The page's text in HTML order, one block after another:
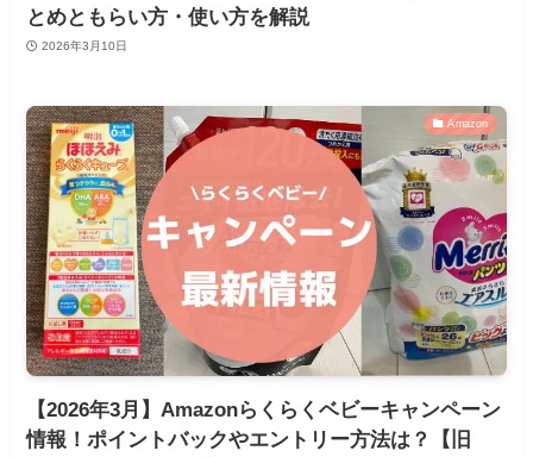
とめともらい方・使い方を解説
2026年3月10日
Amazon
【2026年3月】Amazonらくらくベビーキャンペーン
情報！ポイントバックやエントリー方法は？【旧